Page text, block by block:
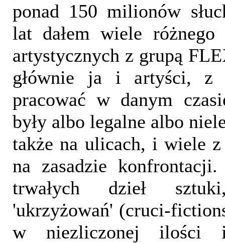
ponad 150 milionów
lat dałem wiele różnego
artystycznych z grupą
głównie ja i artyści, z
pracować w danym
były albo legalne albo
także na ulicach, i wiele z
na zasadzie
trwałych dzieł
'ukrzyżowań' (cruci-
w niezliczonej ilości